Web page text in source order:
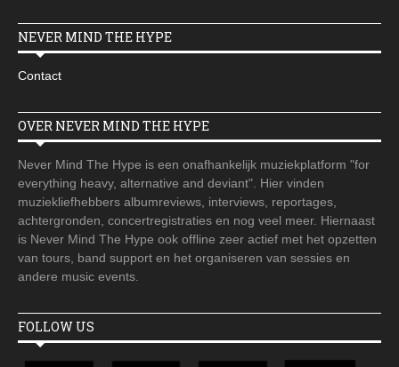
NEVER MIND THE HYPE
Contact
OVER NEVER MIND THE HYPE
Never Mind The Hype is een onafhankelijk muziekplatform "for
everything heavy, alternative and deviant". Hier vinden
muziekliefhebbers albumreviews, interviews, reportages,
achtergronden, concertregistraties en nog veel meer. Hiernaast
is Never Mind The Hype ook offline zeer actief met het opzetten
van tours, band support en het organiseren van sessies en
andere music events.
FOLLOW US